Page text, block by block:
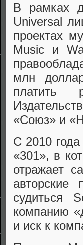
В рамках
Universal
проектах
Music и
млн
платить
«Союз» и
С 2010 года
«301», в
отражает
судиться
компанию
и иск к